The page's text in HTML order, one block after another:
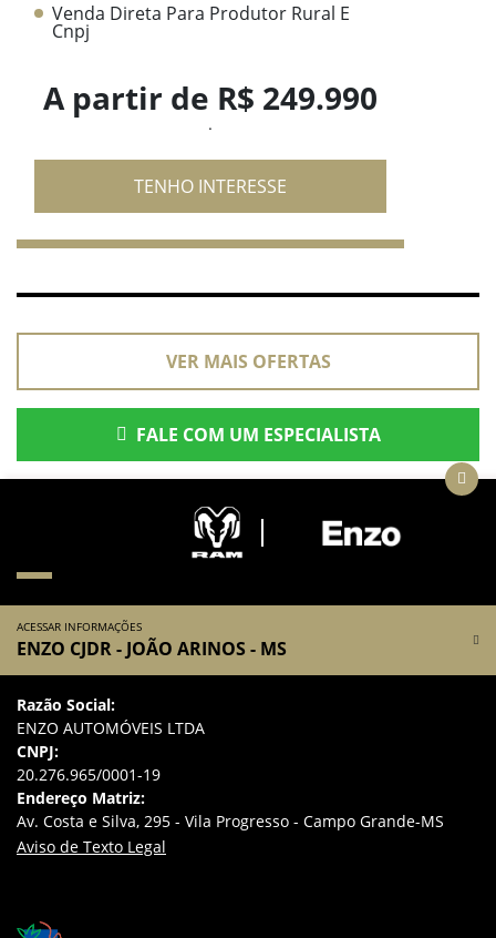
Venda Direta Para Produtor Rural E
Cnpj
A partir de R$ 249.990
.
TENHO INTERESSE
VER MAIS OFERTAS
FALE COM UM ESPECIALISTA
ACESSAR INFORMAÇÕES
ENZO CJDR - JOÃO ARINOS - MS
Razão Social:
ENZO AUTOMÓVEIS LTDA
CNPJ:
20.276.965/0001-19
Endereço Matriz:
Av. Costa e Silva, 295 - Vila Progresso - Campo Grande-MS
Aviso de Texto Legal